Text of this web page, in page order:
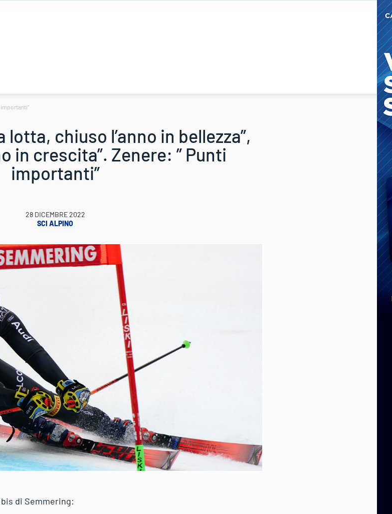
importanti”
lotta, chiuso l’anno in bellezza”,
in crescita”. Zenere: ” Punti
importanti”
28 DICEMBRE 2022
SCI ALPINO
di Semmering: